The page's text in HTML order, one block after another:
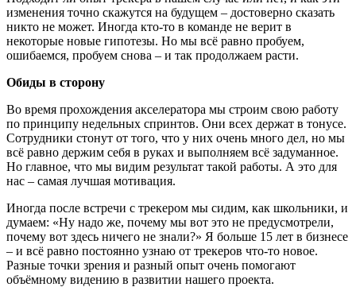
изменения точно скажутся на будущем – достоверно сказать
никто не может. Иногда кто-то в команде не верит в
некоторые новые гипотезы. Но мы всё равно пробуем,
ошибаемся, пробуем снова – и так продолжаем расти.
Обиды в сторону
Во время прохождения акселератора мы строим свою работу
по принципу недельных спринтов. Они всех держат в тонусе.
Сотрудники стонут от того, что у них очень много дел, но мы
всё равно держим себя в руках и выполняем всё задуманное.
Но главное, что мы видим результат такой работы. А это для
нас – самая лучшая мотивация.
Иногда после встречи с трекером мы сидим, как школьники, и
думаем: «Ну надо же, почему мы вот это не предусмотрели,
почему вот здесь ничего не знали?» Я больше 15 лет в бизнесе
– и всё равно постоянно узнаю от трекеров что-то новое.
Разные точки зрения и разный опыт очень помогают
объёмному видению в развитии нашего проекта.